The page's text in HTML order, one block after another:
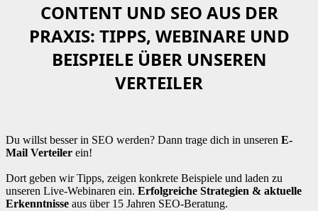
CONTENT UND SEO AUS DER
PRAXIS: TIPPS, WEBINARE UND
BEISPIELE ÜBER UNSEREN
VERTEILER
Du willst besser in SEO werden? Dann trage dich in unseren E-
Mail Verteiler ein!
Dort geben wir Tipps, zeigen konkrete Beispiele und laden zu
unseren Live-Webinaren ein. Erfolgreiche Strategien & aktuelle
Erkenntnisse aus über 15 Jahren SEO-Beratung.